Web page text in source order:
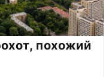
похожий